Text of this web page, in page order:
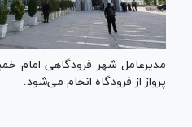
پرواز از فرودگاه انجام می‌شود.